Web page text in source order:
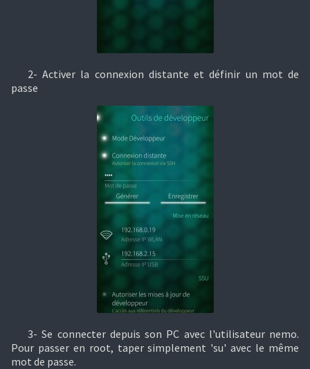
2- Activer la connexion distante et définir un mot de
passe
3- Se connecter depuis son PC avec l'utilisateur nemo.
Pour passer en root, taper simplement 'su' avec le même
mot de passe.